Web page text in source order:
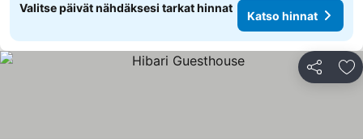
Valitse päivät nähdäksesi tarkat hinnat
Katso hinnat
Jaa